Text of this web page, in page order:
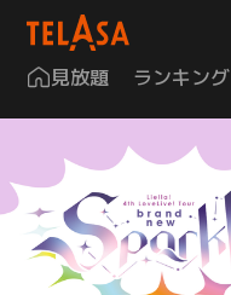
見放題 ランキング